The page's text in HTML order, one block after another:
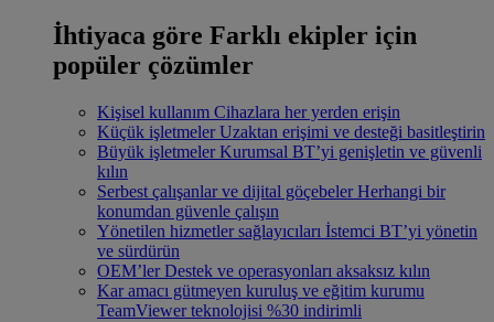
İhtiyaca göre Farklı ekipler için
popüler çözümler
Kişisel kullanım Cihazlara her yerden erişin
Küçük işletmeler Uzaktan erişimi ve desteği basitleştirin
Büyük işletmeler Kurumsal BT’yi genişletin ve güvenli
kılın
Serbest çalışanlar ve dijital göçebeler Herhangi bir
konumdan güvenle çalışın
Yönetilen hizmetler sağlayıcıları İstemci BT’yi yönetin
ve sürdürün
OEM’ler Destek ve operasyonları aksaksız kılın
Kar amacı gütmeyen kuruluş ve eğitim kurumu
TeamViewer teknolojisi %30 indirimli